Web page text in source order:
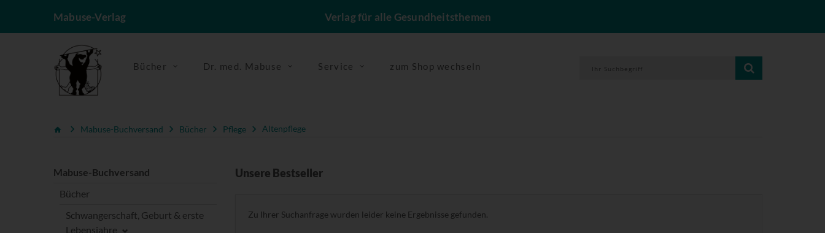
Mabuse-Verlag Verlag für alle Gesundheitsthemen
Bücher Dr. med. Mabuse Service zum Shop wechseln
Mabuse-Buchversand Bücher Pflege Altenpflege
Mabuse-Buchversand
Bücher
Schwangerschaft, Geburt & erste
Lebensjahre
Unsere Bestseller
Zu Ihrer Suchanfrage wurden leider keine Ergebnisse gefunden.